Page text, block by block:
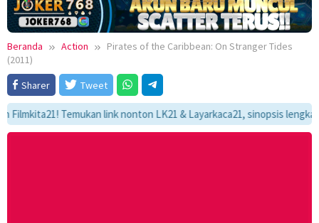
Beranda Action
Pirates of the Caribbean: On Stranger Tides
(2011)
Sharer
Tweet
Temukan link nonton LK21 & Layarkaca21, sinopsis lengkap,